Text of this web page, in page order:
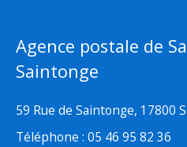
Agence postale de
Saintonge
59 Rue de Saintonge, 17800
Téléphone : 05 46 95 82 36